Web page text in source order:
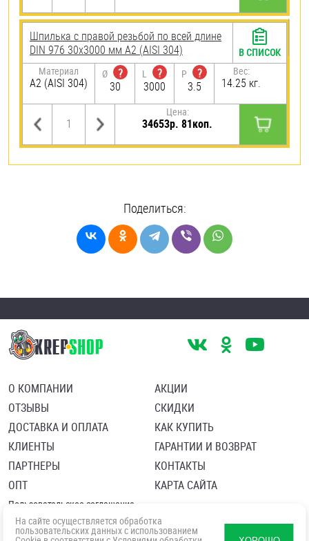
Шпилька с правой резьбой по всей длине
DIN 976 30х3000 мм А2 (AISI 304)
Материал
А2 (AISI 304)
Ø
?
30
L
?
3000
P
?
3.5
Вес:
14.25 кг.
Цена:
34653р. 81коп.
В СПИСОК
Поделиться:
О КОМПАНИИ
ОТЗЫВЫ
ДОСТАВКА И ОПЛАТА
КЛИЕНТЫ
ПАРТНЕРЫ
ОПТ
АКЦИИ
СКИДКИ
КАК КУПИТЬ
ГАРАНТИИ И ВОЗВРАТ
КОНТАКТЫ
КАРТА САЙТА
Пользовательское соглашение
Политика в отношении обработки персональных данных
Согласие посетителя сайта на обработку персональных данны
На сайте осуществляется обработка
пользовательских данных с использованием